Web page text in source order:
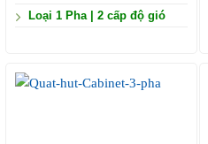
Loại 1 Pha | 2 cấp độ gió